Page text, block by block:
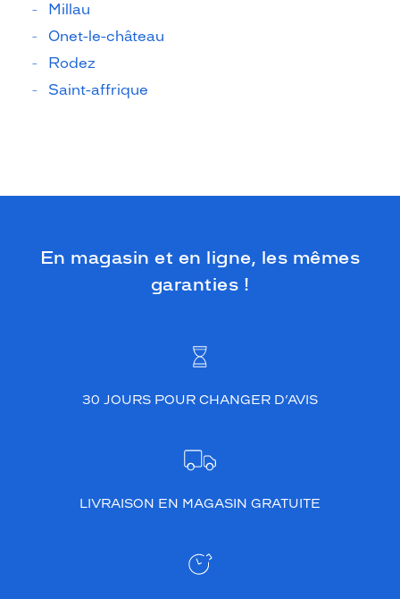
Millau
Onet-le-château
Rodez
Saint-affrique
En magasin et en ligne, les mêmes
garanties !
30 JOURS POUR CHANGER D’AVIS
LIVRAISON EN MAGASIN GRATUITE